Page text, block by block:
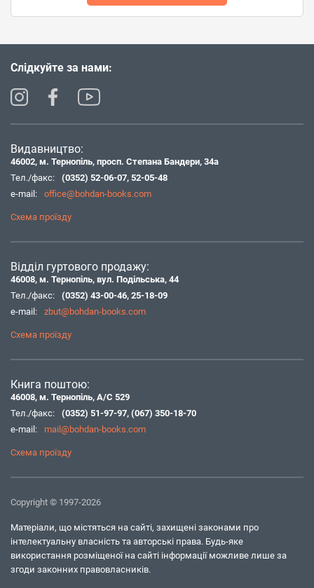
Слідкуйте за нами:
Видавництво:
46002, м. Тернопіль, просп. Степана Бандери, 34а
Тел./факс:
(0352) 52-06-07, 52-05-48
e-mail:
office@bohdan-books.com
Схема проїзду
Відділ гуртового продажу:
46008, м. Тернопіль, вул. Подільська, 44
Тел./факс:
(0352) 43-00-46, 25-18-09
e-mail:
zbut@bohdan-books.com
Схема проїзду
Книга поштою:
46008, м. Тернопіль, А/С 529
Тел./факс:
(0352) 51-97-97, (067) 350-18-70
e-mail:
mail@bohdan-books.com
Схема проїзду
Copyright © 1997-2026
Матеріали, що містяться на сайті, захищені законами про
інтелектуальну власність та авторські права. Будь-яке
використання розміщеної на сайті інформації можливе лише за
згоди законних правовласників.